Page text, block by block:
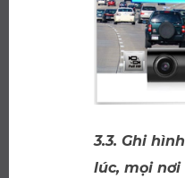
3.3. Ghi
lúc, mọi nơi